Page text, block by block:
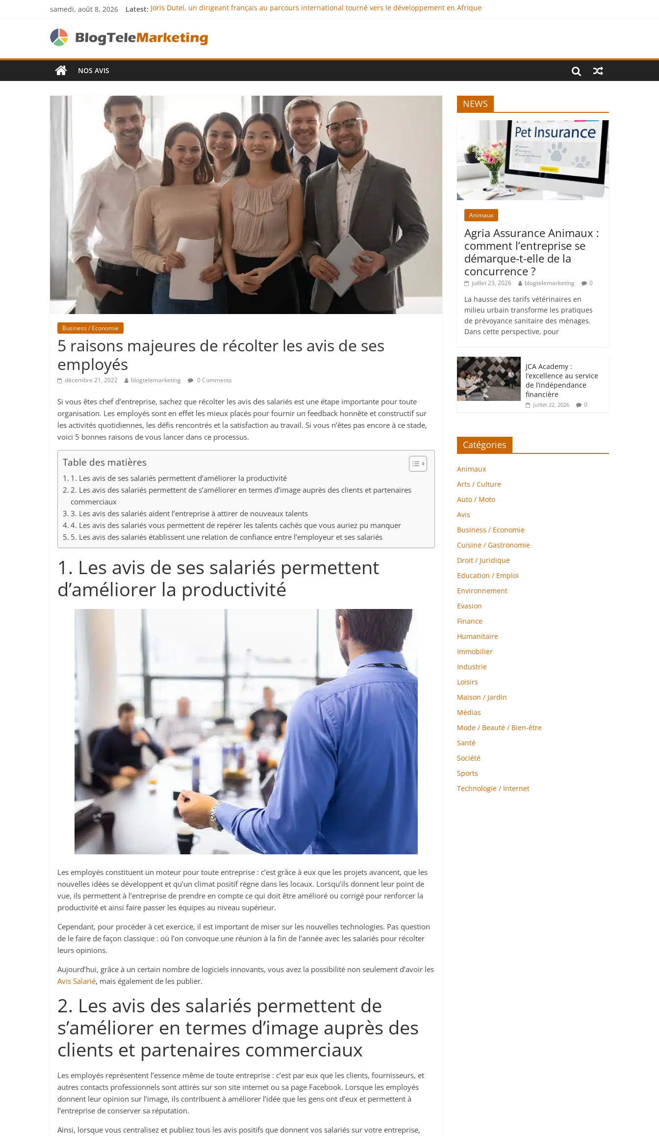
samedi, août 8, 2026 Latest: Joris Dutel, un dirigeant français au parcours international tourné vers le développement en Afrique
JCA Academy : l’excellence au service de l’indépendance financière
Denis Bouclon : la diplomatie éducative comme moteur de coopération internationale
NOS AVIS
Business / Economie
5 raisons majeures de récolter les avis de ses
employés
décembre 21, 2022 blogtelemarketing 0 Comments
Si vous êtes chef d’entreprise, sachez que récolter les avis des salariés est une étape importante pour toute
organisation. Les employés sont en effet les mieux placés pour fournir un feedback honnête et constructif sur
les activités quotidiennes, les défis rencontrés et la satisfaction au travail. Si vous n’êtes pas encore à ce stade,
voici 5 bonnes raisons de vous lancer dans ce processus.
Table des matières
1. Les avis de ses salariés permettent d’améliorer la productivité
2. Les avis des salariés permettent de s’améliorer en termes d’image auprès des clients et partenaires
commerciaux
3. Les avis des salariés aident l’entreprise à attirer de nouveaux talents
4. Les avis des salariés vous permettent de repérer les talents cachés que vous auriez pu manquer
5. Les avis des salariés établissent une relation de confiance entre l’employeur et ses salariés
1. Les avis de ses salariés permettent
d’améliorer la productivité
Les employés constituent un moteur pour toute entreprise : c’est grâce à eux que les projets avancent, que les
nouvelles idées se développent et qu’un climat positif règne dans les locaux. Lorsqu’ils donnent leur point de
vue, ils permettent à l’entreprise de prendre en compte ce qui doit être amélioré ou corrigé pour renforcer la
productivité et ainsi faire passer les équipes au niveau supérieur.
Cependant, pour procéder à cet exercice, il est important de miser sur les nouvelles technologies. Pas question
de le faire de façon classique : où l’on convoque une réunion à la fin de l’année avec les salariés pour récolter
leurs opinions.
Aujourd’hui, grâce à un certain nombre de logiciels innovants, vous avez la possibilité non seulement d’avoir les
Avis Salarié, mais également de les publier.
2. Les avis des salariés permettent de
s’améliorer en termes d’image auprès des
clients et partenaires commerciaux
Les employés représentent l’essence même de toute entreprise : c’est par eux que les clients, fournisseurs, et
autres contacts professionnels sont attirés sur son site internet ou sa page Facebook. Lorsque les employés
donnent leur opinion sur l’image, ils contribuent à améliorer l’idée que les gens ont d’eux et permettent à
l’entreprise de conserver sa réputation.
Ainsi, lorsque vous centralisez et publiez tous les avis positifs que donnent vos salariés sur votre entreprise,
NEWS
Animaux
Agria Assurance Animaux :
comment l’entreprise se
démarque-t-elle de la
concurrence ?
juillet 23, 2026 blogtelemarketing 0
La hausse des tarifs vétérinaires en
milieu urbain transforme les pratiques
de prévoyance sanitaire des ménages.
Dans cette perspective, pour
JCA Academy :
l’excellence au service
de l’indépendance
financière
juillet 22, 2026 0
Catégories
Animaux
Arts / Culture
Auto / Moto
Avis
Business / Economie
Cuisine / Gastronomie
Droit / Juridique
Education / Emploi
Environnement
Evasion
Finance
Humanitaire
Immobilier
Industrie
Loisirs
Maison / Jardin
Médias
Mode / Beauté / Bien-être
Santé
Société
Sports
Technologie / Internet